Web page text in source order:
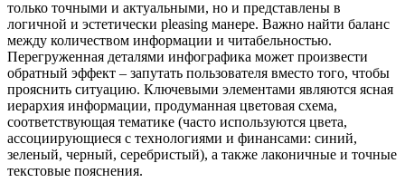
только точными и актуальными, но и представлены в
логичной и эстетически pleasing манере. Важно найти баланс
между количеством информации и читабельностью.
Перегруженная деталями инфографика может произвести
обратный эффект – запутать пользователя вместо того, чтобы
прояснить ситуацию. Ключевыми элементами являются ясная
иерархия информации, продуманная цветовая схема,
соответствующая тематике (часто используются цвета,
ассоциирующиеся с технологиями и финансами: синий,
зеленый, черный, серебристый), а также лаконичные и точные
текстовые пояснения.